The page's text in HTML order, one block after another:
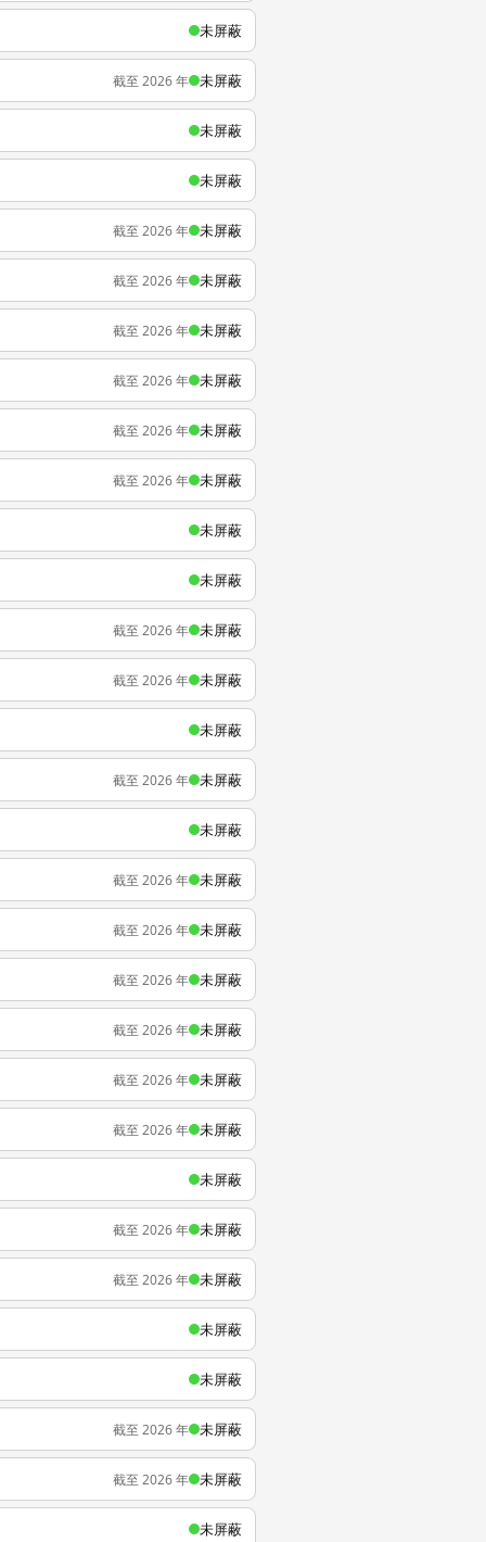
未屏蔽
截至 2026 年 未屏蔽
未屏蔽
未屏蔽
截至 2026 年 未屏蔽
截至 2026 年 未屏蔽
截至 2026 年 未屏蔽
截至 2026 年 未屏蔽
截至 2026 年 未屏蔽
截至 2026 年 未屏蔽
未屏蔽
未屏蔽
截至 2026 年 未屏蔽
截至 2026 年 未屏蔽
未屏蔽
截至 2026 年 未屏蔽
未屏蔽
截至 2026 年 未屏蔽
截至 2026 年 未屏蔽
截至 2026 年 未屏蔽
截至 2026 年 未屏蔽
截至 2026 年 未屏蔽
截至 2026 年 未屏蔽
未屏蔽
截至 2026 年 未屏蔽
截至 2026 年 未屏蔽
未屏蔽
未屏蔽
截至 2026 年 未屏蔽
截至 2026 年 未屏蔽
未屏蔽